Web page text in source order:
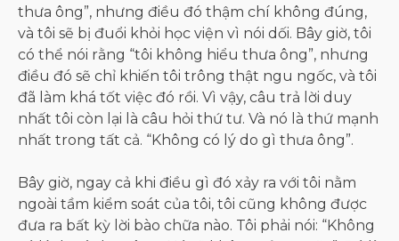
thưa ông”, nhưng điều đó thậm chí không đúng,
và tôi sẽ bị đuổi khỏi học viện vì nói dối. Bây giờ, tôi
có thể nói rằng “tôi không hiểu thưa ông”, nhưng
điều đó sẽ chỉ khiến tôi trông thật ngu ngốc, và tôi
đã làm khá tốt việc đó rồi. Vì vậy, câu trả lời duy
nhất tôi còn lại là câu hỏi thứ tư. Và nó là thứ mạnh
nhất trong tất cả. “Không có lý do gì thưa ông”.
Bây giờ, ngay cả khi điều gì đó xảy ra với tôi nằm
ngoài tầm kiểm soát của tôi, tôi cũng không được
đưa ra bất kỳ lời bào chữa nào. Tôi phải nói: “Không